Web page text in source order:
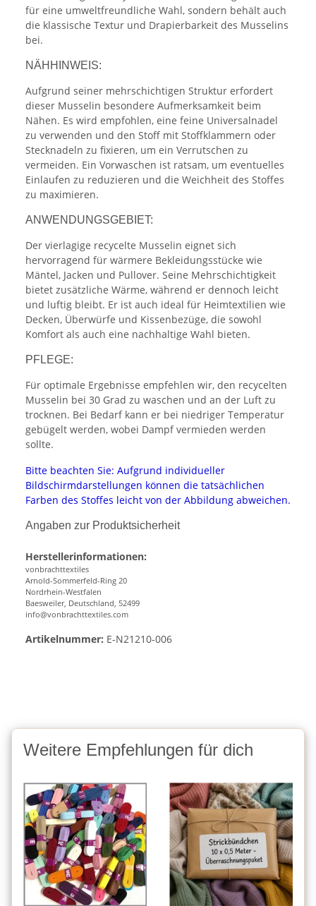
für eine umweltfreundliche Wahl, sondern behält auch
die klassische Textur und Drapierbarkeit des Musselins
bei.
NÄHHINWEIS:
Aufgrund seiner mehrschichtigen Struktur erfordert
dieser Musselin besondere Aufmerksamkeit beim
Nähen. Es wird empfohlen, eine feine Universalnadel
zu verwenden und den Stoff mit Stoffklammern oder
Stecknadeln zu fixieren, um ein Verrutschen zu
vermeiden. Ein Vorwaschen ist ratsam, um eventuelles
Einlaufen zu reduzieren und die Weichheit des Stoffes
zu maximieren.
ANWENDUNGSGEBIET:
Der vierlagige recycelte Musselin eignet sich
hervorragend für wärmere Bekleidungsstücke wie
Mäntel, Jacken und Pullover. Seine Mehrschichtigkeit
bietet zusätzliche Wärme, während er dennoch leicht
und luftig bleibt. Er ist auch ideal für Heimtextilien wie
Decken, Überwürfe und Kissenbezüge, die sowohl
Komfort als auch eine nachhaltige Wahl bieten.
PFLEGE:
Für optimale Ergebnisse empfehlen wir, den recycelten
Musselin bei 30 Grad zu waschen und an der Luft zu
trocknen. Bei Bedarf kann er bei niedriger Temperatur
gebügelt werden, wobei Dampf vermieden werden
sollte.
Bitte beachten Sie: Aufgrund individueller
Bildschirmdarstellungen können die tatsächlichen
Farben des Stoffes leicht von der Abbildung abweichen.
Angaben zur Produktsicherheit
Herstellerinformationen:
vonbrachttextiles
Arnold-Sommerfeld-Ring 20
Nordrhein-Westfalen
Baesweiler, Deutschland, 52499
info@vonbrachttextiles.com
Artikelnummer: E-N21210-006
Weitere Empfehlungen für dich